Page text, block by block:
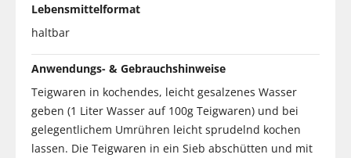
Lebensmittelformat
haltbar
Anwendungs- & Gebrauchshinweise
Teigwaren in kochendes, leicht gesalzenes Wasser
geben (1 Liter Wasser auf 100g Teigwaren) und bei
gelegentlichem Umrühren leicht sprudelnd kochen
lassen. Die Teigwaren in ein Sieb abschütten und mit